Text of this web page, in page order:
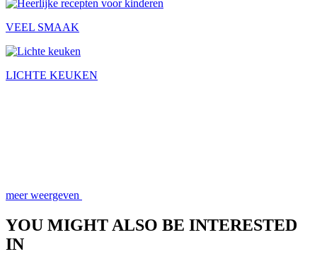
VEEL SMAAK
LICHTE KEUKEN
meer weergeven
YOU MIGHT ALSO BE INTERESTED
IN